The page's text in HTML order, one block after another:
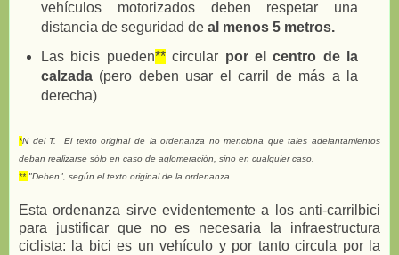
vehículos motorizados deben respetar una
distancia de seguridad de al menos 5 metros.
Las bicis pueden**circular por el centro de la
calzada(pero deben usar el carril de más a la
derecha)
*N del T. El texto original de la ordenanza no menciona que tales adelantamientos
deban realizarse sólo en caso de aglomeración, sino en cualquier caso.
** "Deben", según el texto original de la ordenanza
Esta ordenanza sirve evidentemente a los anti-carrilbici
para justificar que no es necesaria la infraestructura
ciclista: la bici es un vehículo y por tanto circula por la